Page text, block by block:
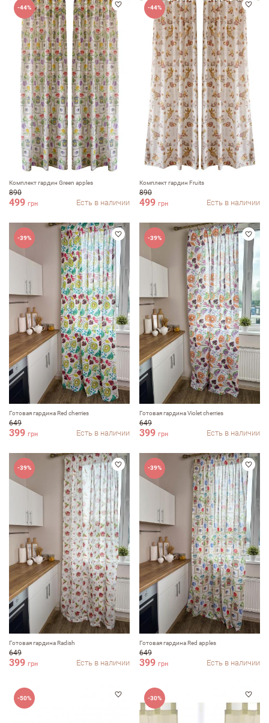
-44%
Комплект гардин Green apples
890
499 грн Есть в наличии
-44%
Комплект гардин Fruits
890
499 грн Есть в наличии
-39%
Готовая гардина Red cherries
649
399 грн Есть в наличии
-39%
Готовая гардина Violet cherries
649
399 грн Есть в наличии
-39%
Готовая гардина Radish
649
399 грн Есть в наличии
-39%
Готовая гардина Red apples
649
399 грн Есть в наличии
-50% -30%
Оставить отзыв
ФИО
email